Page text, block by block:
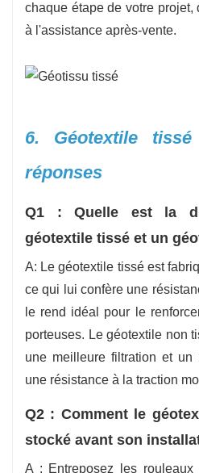
chaque étape de votre
à l'assistance après-vente.
6. Géotextile
réponses
Q1 : Quelle est la
géotextile tissé et un
A: Le géotextile tissé est
ce qui lui confère une
le rend idéal pour le
porteuses. Le géotextile non
une meilleure filtration et un
une résistance à la traction
Q2 : Comment le
stocké avant son
A : Entreposez les